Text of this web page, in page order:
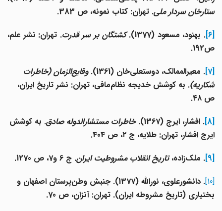
ستارخان سردار ملی. تهران: کتاب نمونه، ص 383.
. بهنود، مسعود (1377). کشتگان بر سر قدرت. تهران: نشر علم،
ص192.
. معیرالممالک، دوستعلی‌خان (1361).
وقایع‌الزمان (خاطرات
شکاریه). به کوشش خدیجه نظام‌مافی، تهران: نشر تاریخ ایران،
ص ۴۸.
. افشار، ایرج (1367). خاطرات مستشارالدوله صادق. به کوشش
ایرج افشار، تهران: طلایه، ج ۲، ص 404.
. ملک‌زاده،تاریخ انقلاب مشروطیت ایران. ج 6 و7، ص
1270.
. دانشور‌علوی، نورالله (1377). جنبش وطن‌پرستان اصفهان و
بختیاری (تاریخ مشروطه ایران). تهران: آنزان، ص 70.